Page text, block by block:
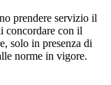
prendere servizio il
concordare con il
solo in presenza di
norme in vigore.